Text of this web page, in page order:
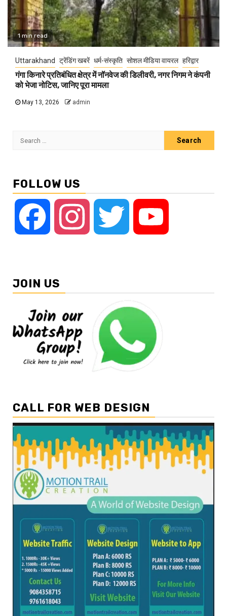
1 min read
Uttarakhand ट्रेंडिंग खबरें धर्म-संस्कृति सोशल मीडिया वायरल हरिद्वार
गंगा किनारे प्रतिबंधित क्षेत्र में नॉनवेज की डिलीवरी, नगर निगम ने कंपनी
को भेजा नोटिस, जानिए पूरा मामला
May 13, 2026 admin
Search
FOLLOW US
Facebook Instagram Twitter
JOIN US
CALL FOR WEB DESIGN